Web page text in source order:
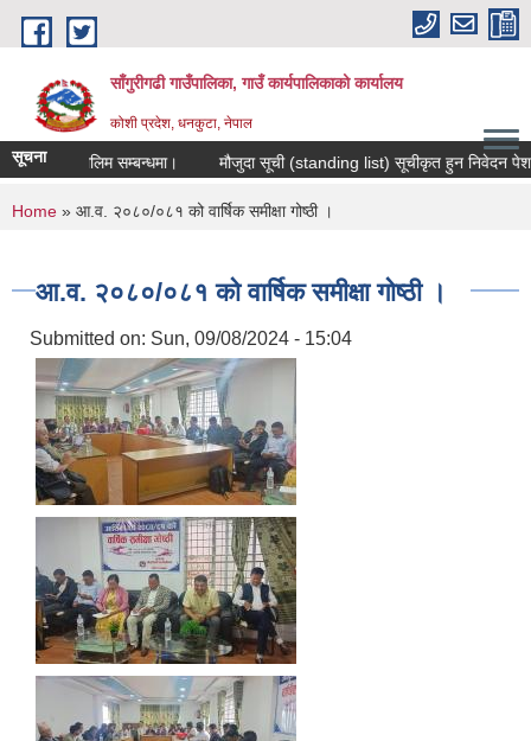
Skip to main content
साँगुरीगढी गाउँपालिका, गाउँ कार्यपालिकाको कार्यालय
कोशी प्रदेश, धनकुटा, नेपाल
सूचनातालिम सम्बन्धमा। मौजुदा सूची (standing list) सूचीकृत हुन निवेदन पेश गर्ने
You are here
Home » आ.व. २०८०/०८१ को वार्षिक समीक्षा गोष्ठी ।
आ.व. २०८०/०८१ को वार्षिक समीक्षा गोष्ठी ।
Submitted on: Sun, 09/08/2024 - 15:04